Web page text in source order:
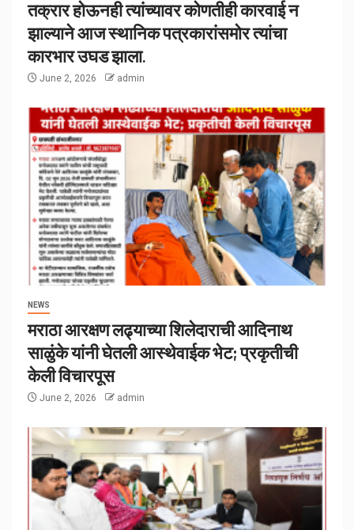
तक्रार होऊनही त्यांच्यावर कोणतीही कारवाई न
झाल्याने आज स्थानिक पत्रकारांसमोर त्यांचा
कारभार उघड झाला.
June 2, 2026 admin
NEWS
मराठा आरक्षण लढ्याच्या शिलेदाराची आदिनाथ
साळुंके यांनी घेतली आस्थेवाईक भेट; प्रकृतीची
केली विचारपूस
June 2, 2026 admin